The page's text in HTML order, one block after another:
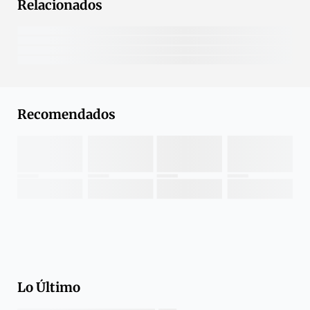
Relacionados
Recomendados
Lo Último